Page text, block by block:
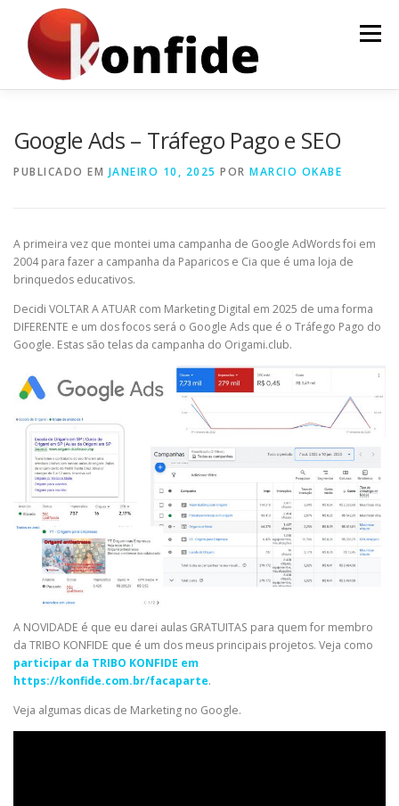
conteúdo
Menu
Google Ads – Tráfego Pago e SEO
PUBLICADO EM JANEIRO 10, 2025 POR MARCIO OKABE
A primeira vez que montei uma campanha de Google AdWords foi em
2004 para fazer a campanha da Paparicos e Cia que é uma loja de
brinquedos educativos.
Decidi VOLTAR A ATUAR com Marketing Digital em 2025 de uma forma
DIFERENTE e um dos focos será o Google Ads que é o Tráfego Pago do
Google. Estas são telas da campanha do Origami.club.
A NOVIDADE é que eu darei aulas GRATUITAS para quem for membro
da TRIBO KONFIDE que é um dos meus principais projetos. Veja como
participar da TRIBO KONFIDE em
https://konfide.com.br/facaparte.
Veja algumas dicas de Marketing no Google.